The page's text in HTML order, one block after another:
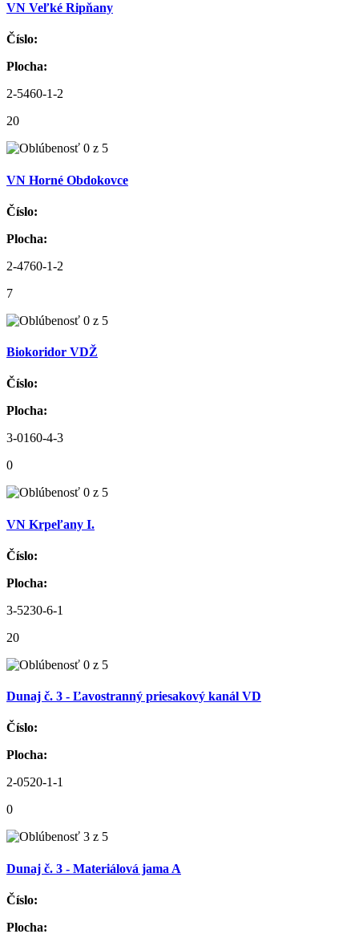
VN Veľké Ripňany
Číslo:
Plocha:
2-5460-1-2
20
VN Horné Obdokovce
Číslo:
Plocha:
2-4760-1-2
7
Biokoridor VDŽ
Číslo:
Plocha:
3-0160-4-3
0
VN Krpeľany I.
Číslo:
Plocha:
3-5230-6-1
20
Dunaj č. 3 - Ľavostranný priesakový kanál VD
Číslo:
Plocha:
2-0520-1-1
0
Dunaj č. 3 - Materiálová jama A
Číslo:
Plocha: